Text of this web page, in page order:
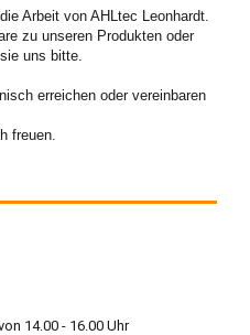
Arbeit von AHLtec Leonhardt.
zu unseren Produkten oder
uns bitte.
erreichen oder vereinbaren
freuen.
14.00 - 16.00 Uhr